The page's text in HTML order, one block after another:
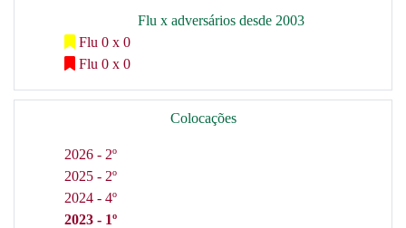
Flu x adversários desde 2003
Flu 0 x 0
Flu 0 x 0
Colocações
2026 - 2º
2025 - 2º
2024 - 4º
2023 - 1º